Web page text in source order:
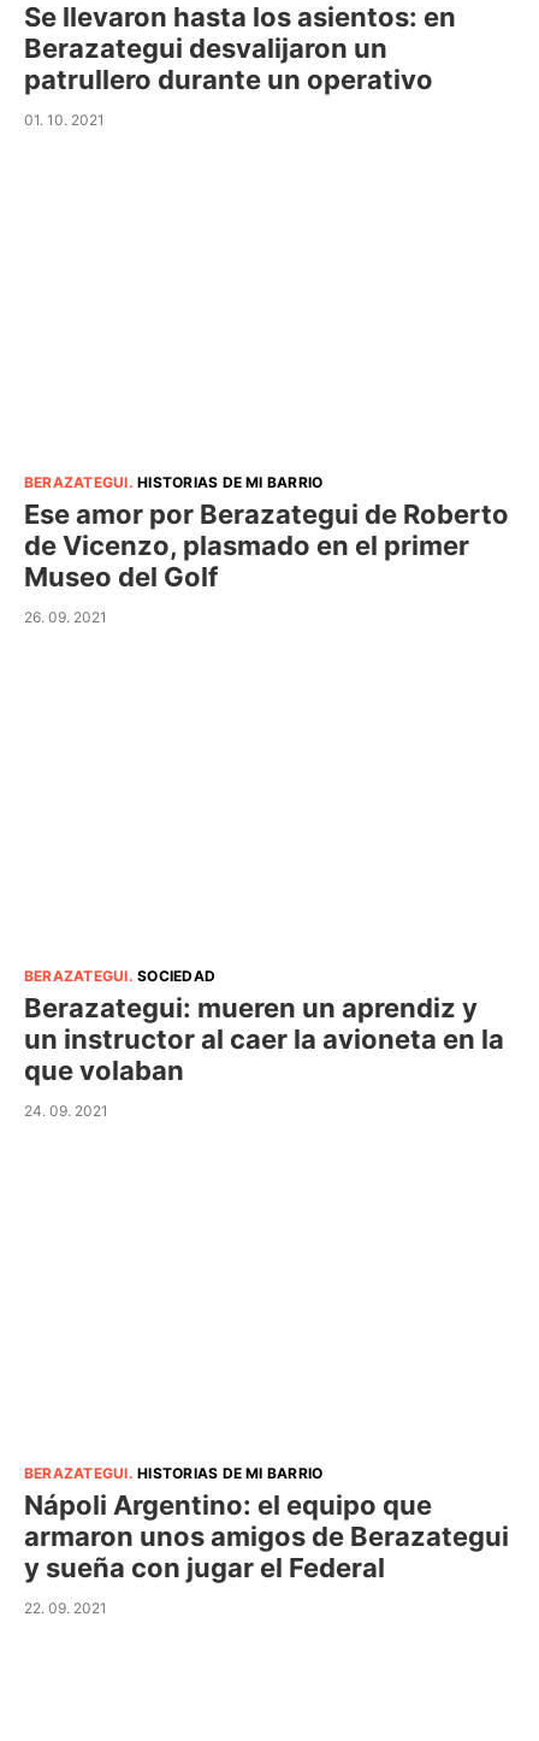
Se llevaron hasta los asientos: en
Berazategui desvalijaron un
patrullero durante un operativo
01. 10. 2021
BERAZATEGUI.HISTORIAS DE MI BARRIO
Ese amor por Berazategui de Roberto
de Vicenzo, plasmado en el primer
Museo del Golf
26. 09. 2021
BERAZATEGUI.SOCIEDAD
Berazategui: mueren un aprendiz y
un instructor al caer la avioneta en la
que volaban
24. 09. 2021
BERAZATEGUI.HISTORIAS DE MI BARRIO
Nápoli Argentino: el equipo que
armaron unos amigos de Berazategui
y sueña con jugar el Federal
22. 09. 2021